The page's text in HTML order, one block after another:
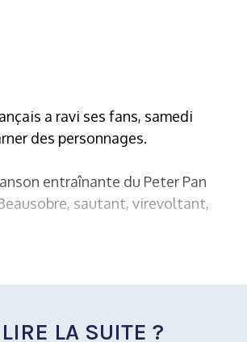
a ravi ses fans, samedi
des personnages.
entraînante du Peter Pan
sautant, virevoltant,
LA SUITE ?